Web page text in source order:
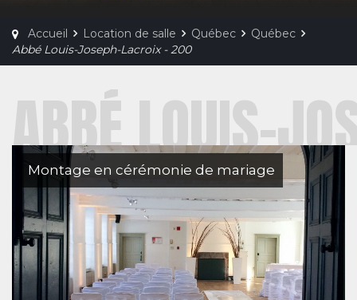
Accueil Location de salle Québec
Québec
Abbé Louis-Joseph-Lacroix - 200
ABBÉ LOUIS-
Montage en cérémonie de mariage